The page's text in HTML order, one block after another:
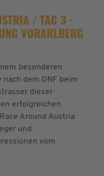
/ TAG 3 -
VORARLBERG
besonderen
dem DNF beim
dieser
erfolgreichen
Around Austria
und
vom